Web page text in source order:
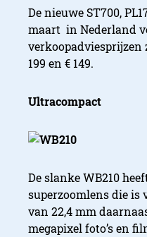
De nieuwe ST700,
maart in Nederland
verkoopadviesprijzen
199 en € 149.
Ultracompact
De slanke WB210
superzoomlens die is
van 22,4 mm
megapixel foto’s en